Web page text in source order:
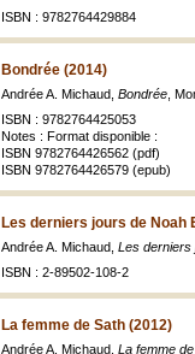
ISBN : 9782764429884
Bondrée (2014)
Andrée A. Michaud, Bondrée ,
ISBN : 9782764425053
Notes : Format disponible :
ISBN 9782764426562 (pdf)
ISBN 9782764426579 (epub)
Les derniers jours de Noah
Andrée A. Michaud, Les derniers
ISBN : 2-89502-108-2
La femme de Sath (2012)
Andrée A. Michaud, La femme